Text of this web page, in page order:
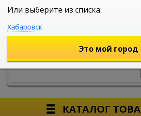
УНИВЕРСАЛЬНЫЙ ИНТЕРНЕТ
КАТАЛОГ
Или выберите из списка:
Хабаровск
Это мой город